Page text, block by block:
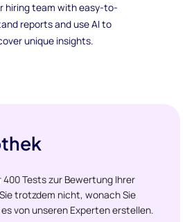
hiring team with easy-to-
reports and use AI to
unique insights.
400 Tests zur Bewertung Ihrer
trotzdem nicht, wonach Sie
von unseren Experten erstellen.